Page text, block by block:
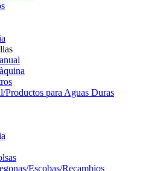
Productos para Aguas Duras
Escobas/Recambios